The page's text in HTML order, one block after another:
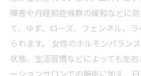
障害や月経前症候群の緩和などに
て、ゆず、ローズ、フェンネル、
られます。 女性のホルモンバラン
状態、生活習慣などによっても左
ーションサロンでの施術に加え、